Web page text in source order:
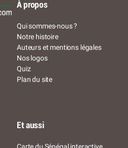
À propos
Qui sommes-nous ?
Notre histoire
Auteurs et mentions légales
Nos logos
Quiz
Plan du site
Et aussi